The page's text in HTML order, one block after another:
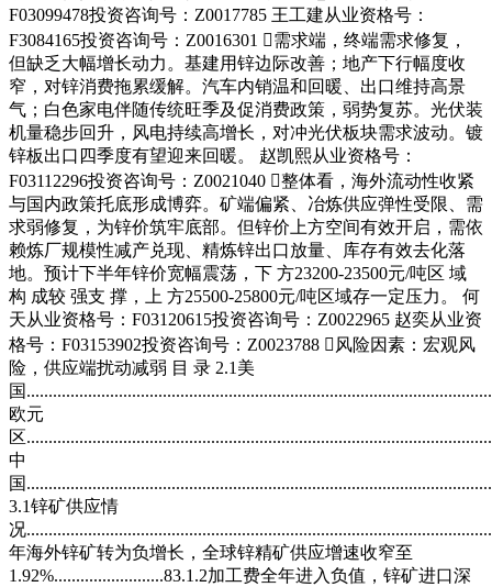
F03099478投资咨询号：Z0017785 王工建从业资格号：
F3084165投资咨询号：Z0016301 需求端，终端需求修复，
但缺乏大幅增长动力。基建用锌边际改善；地产下行幅度收
窄，对锌消费拖累缓解。汽车内销温和回暖、出口维持高景
气；白色家电伴随传统旺季及促消费政策，弱势复苏。光伏装
机量稳步回升，风电持续高增长，对冲光伏板块需求波动。镀
锌板出口四季度有望迎来回暖。 赵凯熙从业资格号：
F03112296投资咨询号：Z0021040 整体看，海外流动性收紧
与国内政策托底形成博弈。矿端偏紧、冶炼供应弹性受限、需
求弱修复，为锌价筑牢底部。但锌价上方空间有效开启，需依
赖炼厂规模性减产兑现、精炼锌出口放量、库存有效去化落
地。预计下半年锌价宽幅震荡，下 方23200-23500元/吨区 域
构 成较 强支 撑，上 方25500-25800元/吨区域存一定压力。 何
天从业资格号：F03120615投资咨询号：Z0022965 赵奕从业资
格号：F03153902投资咨询号：Z0023788 风险因素：宏观风
险，供应端扰动减弱 目 录 2.1美
国
欧元
区
中
国
3.1锌矿供应情
况
年海外锌矿转为负增长，全球锌精矿供应增速收窄至
1.92%.........................83.1.2加工费全年进入负值，锌矿进口深